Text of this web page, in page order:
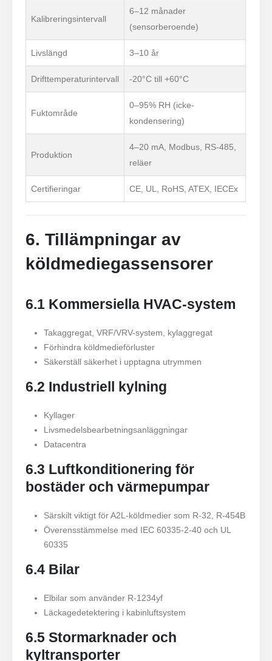
Kalibreringsintervall
6–12 månader
(sensorberoende)
Livslängd 3–10 år
Drifttemperaturintervall -20°C till +60°C
Fuktområde
0–95% RH (icke-
kondensering)
Produktion
4–20 mA, Modbus, RS-485,
reläer
Certifieringar CE, UL, RoHS, ATEX, IECEx
6. Tillämpningar av
köldmediegassensorer
6.1 Kommersiella HVAC-system
Takaggregat, VRF/VRV-system, kylaggregat
Förhindra köldmedieförluster
Säkerställ säkerhet i upptagna utrymmen
6.2 Industriell kylning
Kyllager
Livsmedelsbearbetningsanläggningar
Datacentra
6.3 Luftkonditionering för
bostäder och värmepumpar
Särskilt viktigt för A2L-köldmedier som R-32, R-454B
Överensstämmelse med IEC 60335-2-40 och UL
60335
6.4 Bilar
Elbilar som använder R-1234yf
Läckagedetektering i kabinluftsystem
6.5 Stormarknader och
kyltransporter